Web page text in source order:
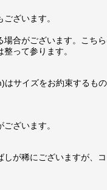
ざいます。
合がございます。こち
って参ります。
サイズをお約束するも
ざいます。
が稀にございますが、